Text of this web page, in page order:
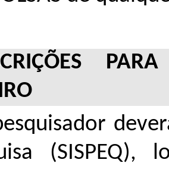
(SISPEQ),